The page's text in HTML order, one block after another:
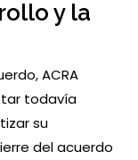
y la
ACRA
todavía
su
del acuerdo